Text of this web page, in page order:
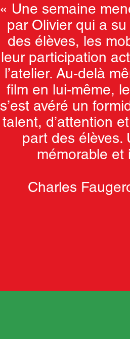
« Une semaine
par Olivier qui a
des élèves, les
leur participation
l’atelier. Au-delà
film en lui-même,
s’est avéré un
talent, d’attention
part des élèves.
mémorable et
Charles